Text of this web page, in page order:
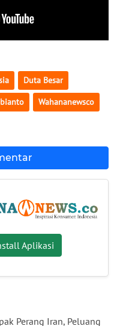
Duta Besar
Wahananewsco
Aplikasi
Perang Iran, Peluang